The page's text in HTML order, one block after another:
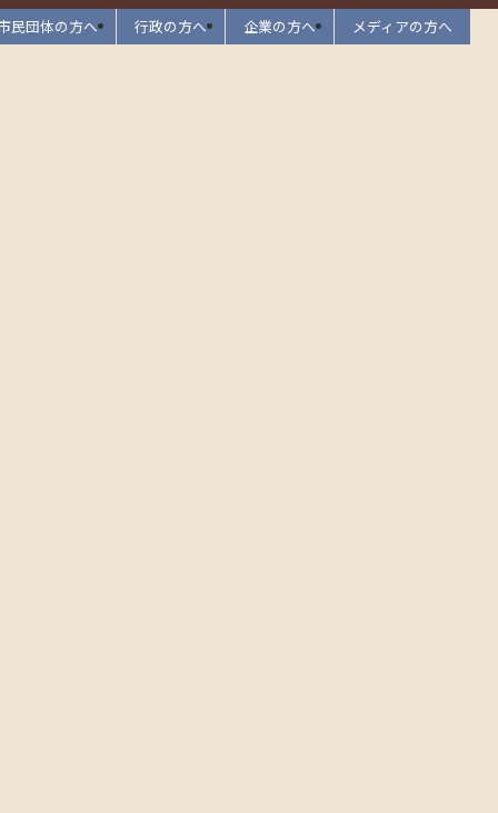
民団体の方へ 行政の方へ 企業の方へ メディアの方へ